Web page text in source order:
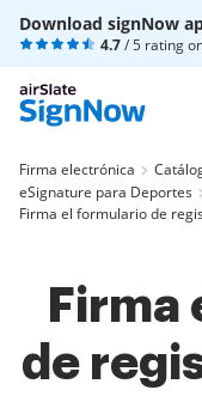
Download signNow
4.7/ 5 rating
Firma electrónica
eSignature para Deportes
Firma el formulario de
de